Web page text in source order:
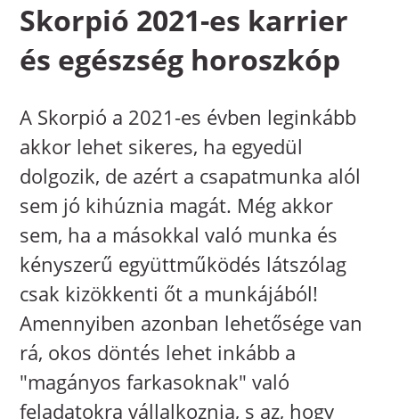
Skorpió 2021-es karrier
és egészség horoszkóp
A Skorpió a 2021-es évben leginkább
akkor lehet sikeres, ha egyedül
dolgozik, de azért a csapatmunka alól
sem jó kihúznia magát. Még akkor
sem, ha a másokkal való munka és
kényszerű együttműködés látszólag
csak kizökkenti őt a munkájából!
Amennyiben azonban lehetősége van
rá, okos döntés lehet inkább a
"magányos farkasoknak" való
feladatokra vállalkoznia, s az, hogy